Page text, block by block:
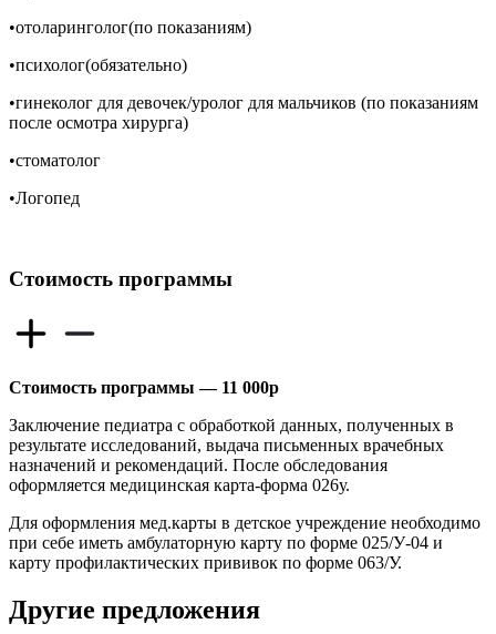
•отоларинголог(по показаниям)
•психолог(обязательно)
•гинеколог для девочек/уролог для мальчиков (по показаниям
после осмотра хирурга)
•стоматолог
•Логопед
Стоимость программы
Стоимость программы — 11 000р
Заключение педиатра с обработкой данных, полученных в
результате исследований, выдача письменных врачебных
назначений и рекомендаций. После обследования
оформляется медицинская карта-форма 026у.
Для оформления мед.карты в детское учреждение необходимо
при себе иметь амбулаторную карту по форме 025/У-04 и
карту профилактических прививок по форме 063/У.
Другие предложения